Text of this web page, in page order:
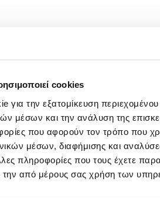
cookies
για την εξατομίκευση
μέσων και την ανάλυση της
που αφορούν τον τρόπο που
μέσων, διαφήμισης και
πληροφορίες που τους έχετε
την από μέρους σας χρήση των
ΓΡΑΦΕΙΑ